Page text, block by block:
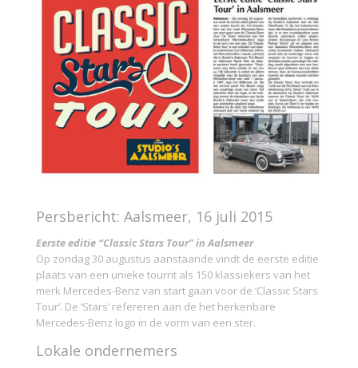
Persbericht: Aalsmeer, 16 juli 2015
Eerste editie “Classic Stars Tour” in Aalsmeer
Op zondag 30 augustus aanstaande vindt de eerste editie
plaats van een unieke tourrit als 150 klassiekers van het
merk Mercedes-Benz van start gaan voor de ‘Classic Stars
Tour’. De ‘Stars’ refereren aan de het herkenbare
Mercedes-Benz logo in de vorm van een ster.
Lokale ondernemers